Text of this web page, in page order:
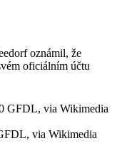
oznámil, že
oficiálním účtu
via Wikimedia